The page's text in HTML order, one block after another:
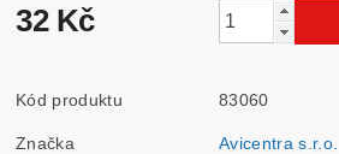
32 Kč
Kód produktu 83060
Značka Avicentra s.r.o.